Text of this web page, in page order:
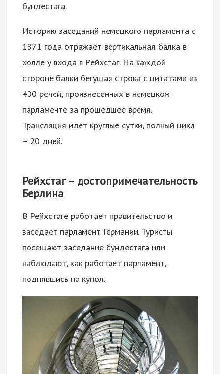
бундестага.
Историю заседаний немецкого парламента с
1871 года отражает вертикальная балка в
холле у входа в Рейхстаг. На каждой
стороне балки бегущая строка с цитатами из
400 речей, произнесенных в немецком
парламенте за прошедшее время.
Трансляция идет круглые сутки, полный цикл
– 20 дней.
Рейхстаг – достопримечательность
Берлина
В Рейхстаге работает правительство и
заседает парламент Германии. Туристы
посещают заседание бундестага или
наблюдают, как работает парламент,
поднявшись на купол.